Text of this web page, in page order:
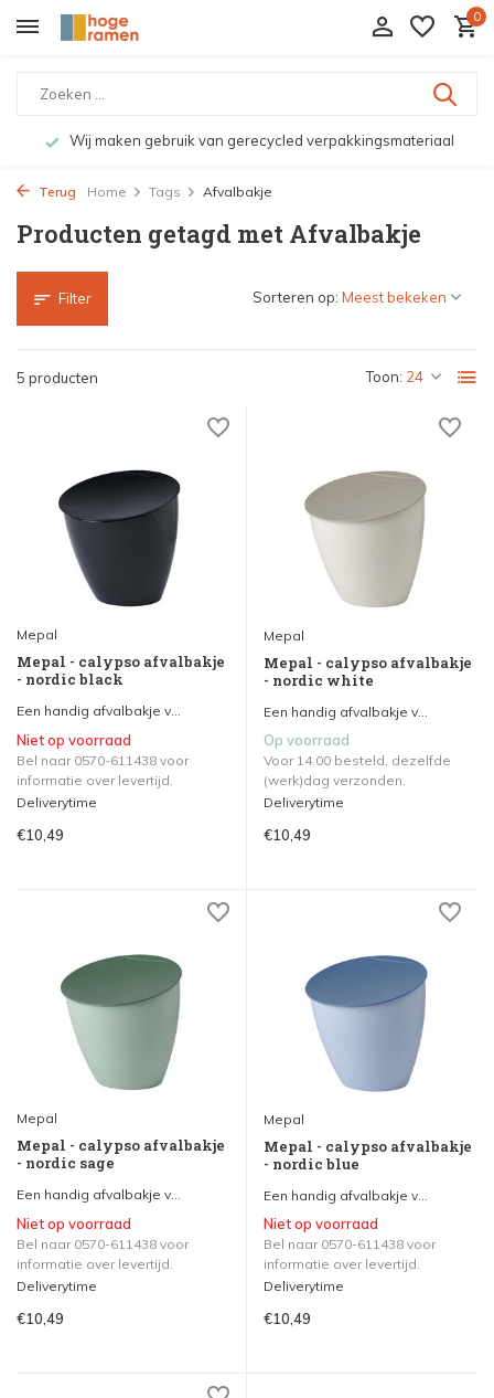
0
Wij maken gebruik van gerecycled verpakkingsmateriaal
Terug Home Tags Afvalbakje
Producten getagd met Afvalbakje
Filter
5 producten Toon:
Sorteren op:
Mepal
Mepal - calypso afvalbakje
- nordic black
Een handig afvalbakje v...
Niet op voorraad
Bel naar 0570-611438 voor
informatie over levertijd.
Deliverytime
€10,49
Mepal
Mepal - calypso afvalbakje
- nordic white
Een handig afvalbakje v...
Op voorraad
Voor 14.00 besteld, dezelfde
(werk)dag verzonden.
Deliverytime
€10,49
Mepal
Mepal - calypso afvalbakje
- nordic sage
Een handig afvalbakje v...
Niet op voorraad
Bel naar 0570-611438 voor
informatie over levertijd.
Deliverytime
€10,49
Mepal
Mepal - calypso afvalbakje
- nordic blue
Een handig afvalbakje v...
Niet op voorraad
Bel naar 0570-611438 voor
informatie over levertijd.
Deliverytime
€10,49